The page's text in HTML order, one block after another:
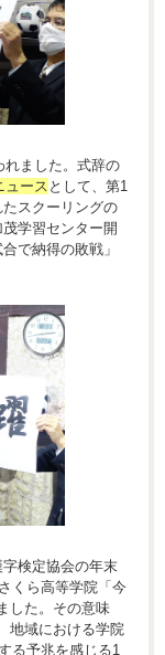
れました。式辞の
ュース として、第1
スクーリングの
学習センター開
で納得の敗戦」
検定協会の年末
くら高等学院「今
した。その意味
地域における学院
る予兆を感じる1